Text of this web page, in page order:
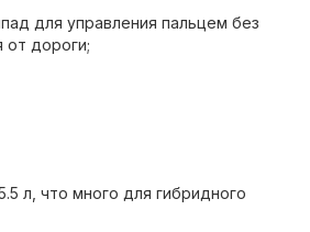
для управления пальцем без
от дороги;
л, что много для гибридного